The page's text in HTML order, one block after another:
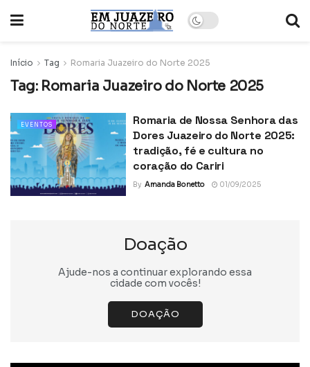
Início Tag Romaria Juazeiro do Norte 2025
Tag: Romaria Juazeiro do Norte 2025
EVENTOS
Romaria de Nossa Senhora das
Dores Juazeiro do Norte 2025:
tradição, fé e cultura no
coração do Cariri
By Amanda Bonetto 01/09/2025
Doação
Ajude-nos a continuar explorando essa
cidade com vocês!
DOAÇÃO